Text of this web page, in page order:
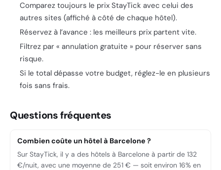
Comparez toujours le prix StayTick avec celui des
autres sites (affiché à côté de chaque hôtel).
Réservez à l’avance : les meilleurs prix partent vite.
Filtrez par « annulation gratuite » pour réserver sans
risque.
Si le total dépasse votre budget, réglez-le en plusieurs
fois sans frais.
Questions fréquentes
Combien coûte un hôtel à Barcelone ?
Sur StayTick, il y a des hôtels à Barcelone à partir de 132
€/nuit, avec une moyenne de 251 € — soit environ 16% en